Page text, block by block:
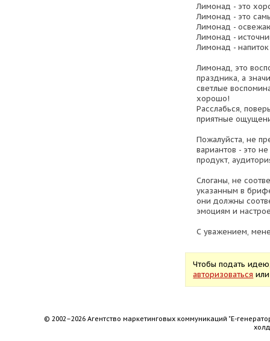
Лимонад - это
Лимонад - это
Лимонад -
Лимонад -
Лимонад - напиток
Лимонад, это
праздника, а
светлые
хорошо!
Расслабься,
приятные
Пожалуйста, не
вариантов - это
продукт,
Слоганы, не
указанным в
они должны
эмоциям и
С уважением,
Чтобы подать
авторизоваться
© 2002–2026 Агентство маркетинговых коммуникаций "Е-